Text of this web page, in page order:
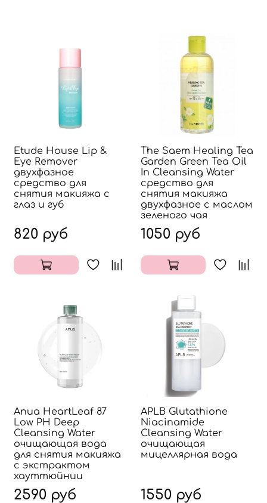
Etude House Lip &
Eye Remover
двухфазное
средство для
снятия макияжа с
глаз и губ
820 руб
The Saem Healing Tea
Garden Green Tea Oil
In Cleansing Water
средство для
снятия макияжа
двухфазное с маслом
зеленого чая
1050 руб
Anua HeartLeaf 87
Low PH Deep
Cleansing Water
очищающая вода
для снятия макияжа
с экстрактом
хауттюйнии
2590 руб
APLB Glutathione
Niacinamide
Cleansing Water
очищающая
мицеллярная вода
1550 руб